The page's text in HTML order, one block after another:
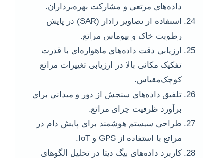
داده‌های مرتعی و مشارکت بهره‌برداران.
استفاده از تصاویر رادار (SAR) در پایش
رطوبت خاک و بیوماس مراتع.
ارزیابی دقت داده‌های ماهواره‌ای با قدرت
تفکیک مکانی بالا در ارزیابی تغییرات مراتع
کوچک‌مقیاس.
تلفیق داده‌های سنجش از دور و میدانی برای
برآورد ظرفیت چرای مراتع.
طراحی سیستم هوشمند برای پایش دام در
مراتع با استفاده از GPS و IoT.
کاربرد داده‌های بیگ دیتا در تحلیل الگوهای